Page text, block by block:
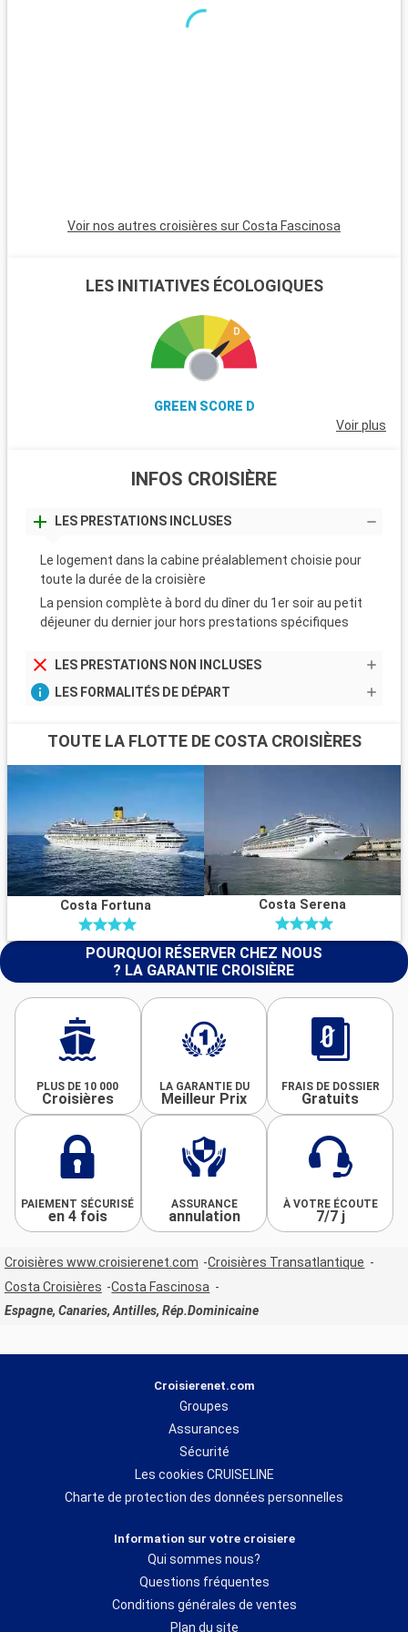
Voir nos autres croisières sur Costa Fascinosa
LES INITIATIVES ÉCOLOGIQUES
GREEN SCORE D
Voir plus
INFOS CROISIÈRE
LES PRESTATIONS INCLUSES
Le logement dans la cabine préalablement choisie pour
toute la durée de la croisière
La pension complète à bord du dîner du 1er soir au petit
déjeuner du dernier jour hors prestations spécifiques
LES PRESTATIONS NON INCLUSES
LES FORMALITÉS DE DÉPART
TOUTE LA FLOTTE DE COSTA CROISIÈRES
Costa Fortuna Costa Serena
POURQUOI RÉSERVER CHEZ NOUS
? LA GARANTIE CROISIÈRE
PLUS DE 10 000
Croisières
LA GARANTIE DU
Meilleur Prix
FRAIS DE DOSSIER
Gratuits
PAIEMENT SÉCURISÉ
en 4 fois
ASSURANCE
annulation
À VOTRE ÉCOUTE
7/7 j
Croisières www.croisierenet.com
Croisières Transatlantique
Costa Croisières
Costa Fascinosa
Espagne, Canaries, Antilles, Rép.Dominicaine
Croisierenet.com
Groupes
Assurances
Sécurité
Les cookies CRUISELINE
Charte de protection des données personnelles
Information sur votre croisiere
Qui sommes nous?
Questions fréquentes
Conditions générales de ventes
Plan du site